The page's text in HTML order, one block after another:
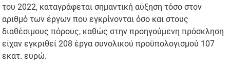
του 2022, καταγράφεται σημαντική αύξηση τόσο στον
αριθμό των έργων που εγκρίνονται όσο και στους
διαθέσιμους πόρους, καθώς στην προηγούμενη πρόσκληση
είχαν εγκριθεί 208 έργα συνολικού προϋπολογισμού 107
εκατ. ευρώ.